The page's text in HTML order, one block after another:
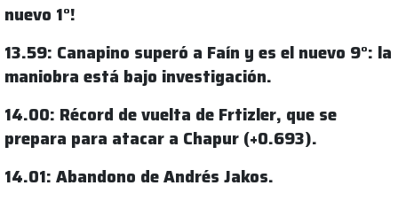
nuevo 1°!
13.59: Canapino superó a Faín y es el nuevo 9°: la
maniobra está bajo investigación.
14.00: Récord de vuelta de Frtizler, que se
prepara para atacar a Chapur (+0.693).
14.01: Abandono de Andrés Jakos.